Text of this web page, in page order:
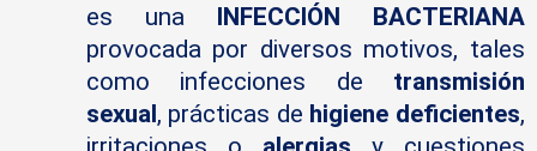
es una INFECCIÓN BACTERIANA
provocada por diversos motivos, tales
como infecciones de transmisión
sexual, prácticas de higiene deficientes,